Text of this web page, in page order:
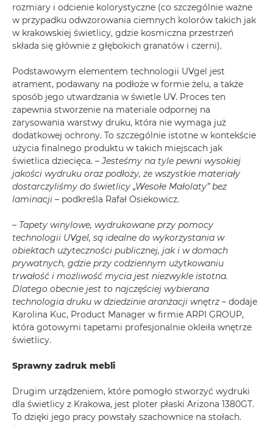
rozmiary i odcienie kolorystyczne (co szczególnie ważne
w przypadku odwzorowania ciemnych kolorów takich jak
w krakowskiej świetlicy, gdzie kosmiczna przestrzeń
składa się głównie z głębokich granatów i czerni).
Podstawowym elementem technologii UVgel jest
atrament, podawany na podłoże w formie żelu, a także
sposób jego utwardzania w świetle UV. Proces ten
zapewnia stworzenie na materiale odpornej na
zarysowania warstwy druku, która nie wymaga już
dodatkowej ochrony. To szczególnie istotne w kontekście
użycia finalnego produktu w takich miejscach jak
świetlica dziecięca. –Jesteśmy na tyle pewni wysokiej
jakości wydruku oraz podłoży, że wszystkie materiały
dostarczyliśmy do świetlicy „Wesołe Małolaty” bez
laminacji – podkreśla Rafał Osiekowicz.
– Tapety winylowe, wydrukowane przy pomocy
technologii UVgel, są idealne do wykorzystania w
obiektach użyteczności publicznej, jak i w domach
prywatnych, gdzie przy codziennym użytkowaniu
trwałość i możliwość mycia jest niezwykle istotna.
Dlatego obecnie jest to najczęściej wybierana
technologia druku w dziedzinie aranżacji wnętrz – dodaje
Karolina Kuc, Product Manager w firmie ARPI GROUP,
która gotowymi tapetami profesjonalnie okleiła wnętrze
świetlicy.
Sprawny zadruk mebli
Drugim urządzeniem, które pomogło stworzyć wydruki
dla świetlicy z Krakowa, jest ploter płaski Arizona 1380GT.
To dzięki jego pracy powstały szachownice na stołach.